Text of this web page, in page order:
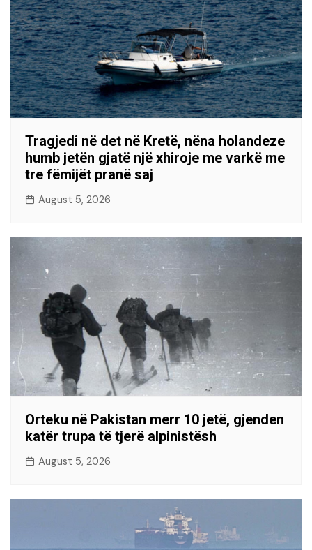
Tragjedi në det në Kretë, nëna holandeze
humb jetën gjatë një xhiroje me varkë me
tre fëmijët pranë saj
August 5, 2026
Orteku në Pakistan merr 10 jetë, gjenden
katër trupa të tjerë alpinistësh
August 5, 2026